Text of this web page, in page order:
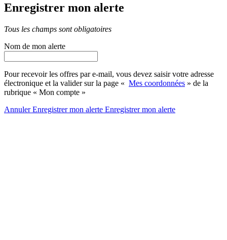
Enregistrer mon alerte
Tous les champs sont obligatoires
Nom de mon alerte
Pour recevoir les offres par e-mail, vous devez saisir votre adresse
électronique et la valider sur la page « Mes coordonnées » de la
rubrique « Mon compte »
AnnulerEnregistrer mon alerte Enregistrermon alerte